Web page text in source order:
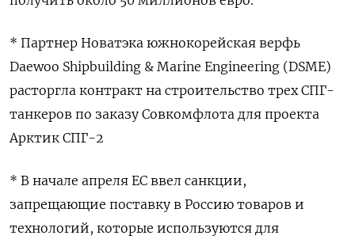
* Партнер Новатэка южнокорейская верфь
Daewoo Shipbuilding & Marine Engineering (DSME)
расторгла контракт на строительство трех СПГ-
танкеров по заказу Совкомфлота для проекта
Арктик СПГ-2
* В начале апреля ЕС ввел санкции,
запрещающие поставку в Россию товаров и
технологий, которые используются для